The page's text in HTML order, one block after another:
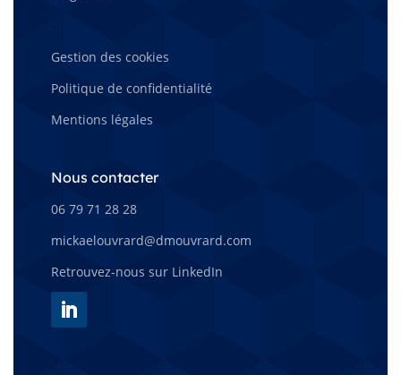
–
Gestion des cookies
Politique de confidentialité
Mentions légales
Nous contacter
06 79 71 28 28
mickaelouvrard@dmouvrard.com
Retrouvez-nous sur LinkedIn